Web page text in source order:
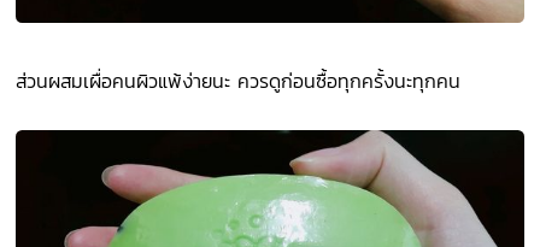
ส่วนผสมเผื่อคนผิวแพ้ง่ายนะ ควรดูก่อนซื้อทุกครั้งนะทุกคน